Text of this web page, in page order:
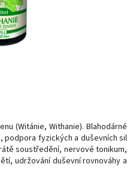
(Witánie, Withanie). Blahodárné
podpora fyzických a duševních sil
soustředění, nervové tonikum,
udržování duševní rovnováhy a